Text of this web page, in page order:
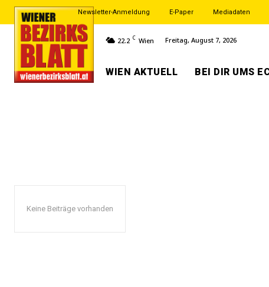
Newsletter-Anmeldung E-Paper Mediadaten
22.2 C Wien Freitag, August 7, 2026
WIEN AKTUELL BEI DIR UMS
Keine Beiträge vorhanden